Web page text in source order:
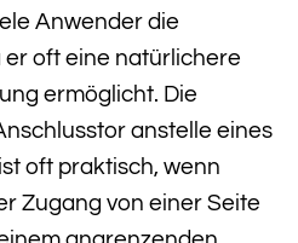
Anwender die
er oft eine natürlichere
ermöglicht. Die
anstelle eines
oft praktisch, wenn
Zugang von einer Seite